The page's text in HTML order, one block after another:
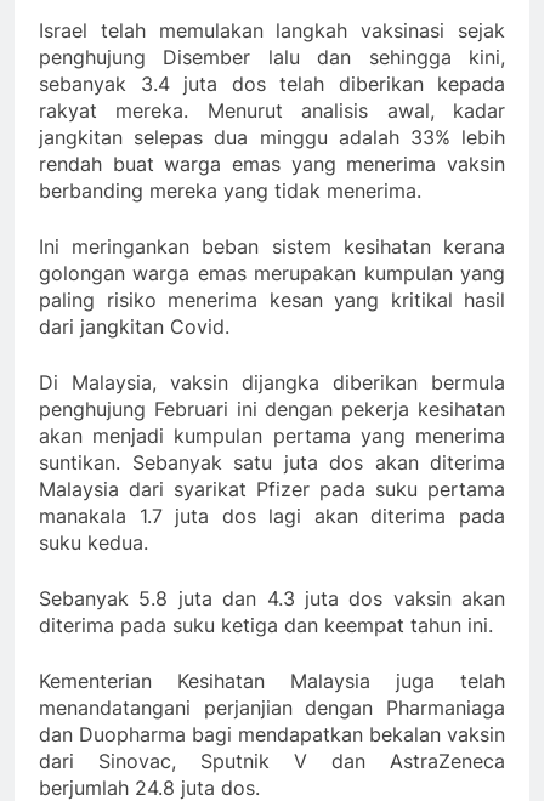
Israel telah memulakan langkah vaksinasi sejak
penghujung Disember lalu dan sehingga kini,
sebanyak 3.4 juta dos telah diberikan kepada
rakyat mereka. Menurut analisis awal, kadar
jangkitan selepas dua minggu adalah 33% lebih
rendah buat warga emas yang menerima vaksin
berbanding mereka yang tidak menerima.
Ini meringankan beban sistem kesihatan kerana
golongan warga emas merupakan kumpulan yang
paling risiko menerima kesan yang kritikal hasil
dari jangkitan Covid.
Di Malaysia, vaksin dijangka diberikan bermula
penghujung Februari ini dengan pekerja kesihatan
akan menjadi kumpulan pertama yang menerima
suntikan. Sebanyak satu juta dos akan diterima
Malaysia dari syarikat Pfizer pada suku pertama
manakala 1.7 juta dos lagi akan diterima pada
suku kedua.
Sebanyak 5.8 juta dan 4.3 juta dos vaksin akan
diterima pada suku ketiga dan keempat tahun ini.
Kementerian Kesihatan Malaysia juga telah
menandatangani perjanjian dengan Pharmaniaga
dan Duopharma bagi mendapatkan bekalan vaksin
dari Sinovac, Sputnik V dan AstraZeneca
berjumlah 24.8 juta dos.